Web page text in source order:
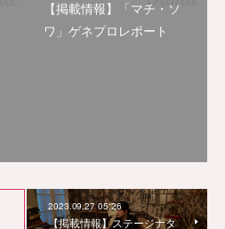
【掲載情報】「マチ・ソ
ワ」ゲネプロレポート
2023.09.27 05:26
【掲載情報】ステージナタ